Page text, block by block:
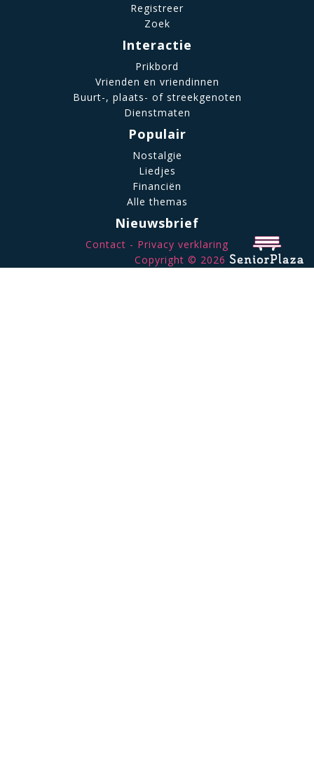
Registreer
Zoek
Interactie
Prikbord
Vrienden en vriendinnen
Buurt-, plaats- of streekgenoten
Dienstmaten
Populair
Nostalgie
Liedjes
Financiën
Alle themas
Nieuwsbrief
Contact
Privacy verklaring
Copyright © 2026